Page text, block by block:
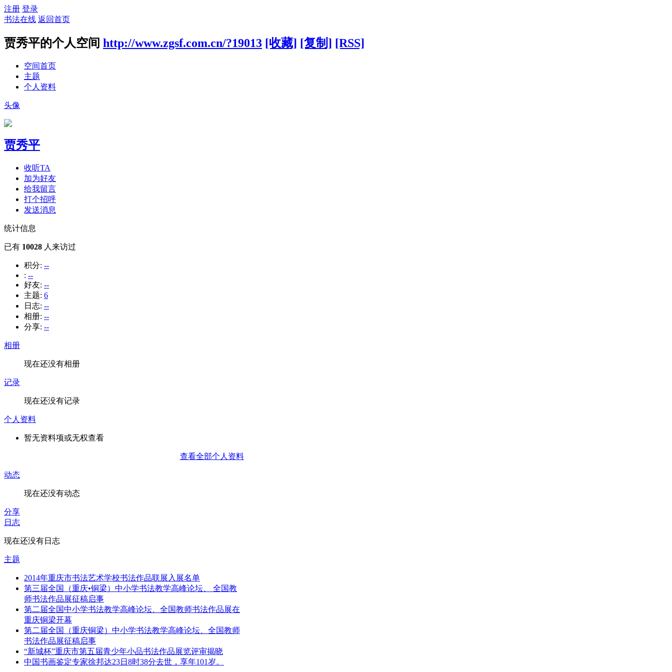
注册 登录
书法在线 返回首页
贾秀平的个人空间 http://www.zgsf.com.cn/?19013 [收藏] [复制] [RSS]
空间首页
主题
个人资料
头像
贾秀平
收听TA
加为好友
给我留言
打个招呼
发送消息
统计信息
已有 10028 人来访过
积分: --
: --
好友: --
主题: 6
日志: --
相册: --
分享: --
相册
现在还没有相册
记录
现在还没有记录
个人资料
暂无资料项或无权查看
查看全部个人资料
动态
现在还没有动态
分享
日志
现在还没有日志
主题
2014年重庆市书法艺术学校书法作品联展入展名单
第三届全国（重庆•铜梁）中小学书法教学高峰论坛、 全国教
师书法作品展征稿启事
第二届全国中小学书法教学高峰论坛、全国教师书法作品展在
重庆铜梁开幕
第二届全国（重庆铜梁）中小学书法教学高峰论坛、全国教师
书法作品展征稿启事
“新城杯”重庆市第五届青少年小品书法作品展览评审揭晓
中国书画鉴定专家徐邦达23日8时38分去世，享年101岁。